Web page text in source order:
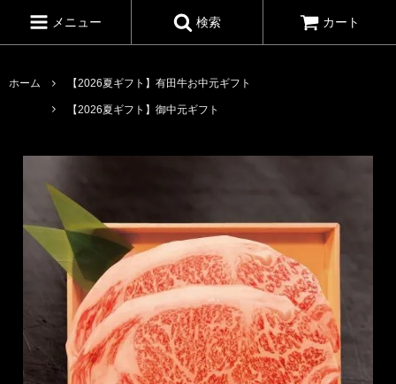
メニュー 検索 カート
ホーム 【2026夏ギフト】有田牛お中元ギフト
【2026夏ギフト】御中元ギフト